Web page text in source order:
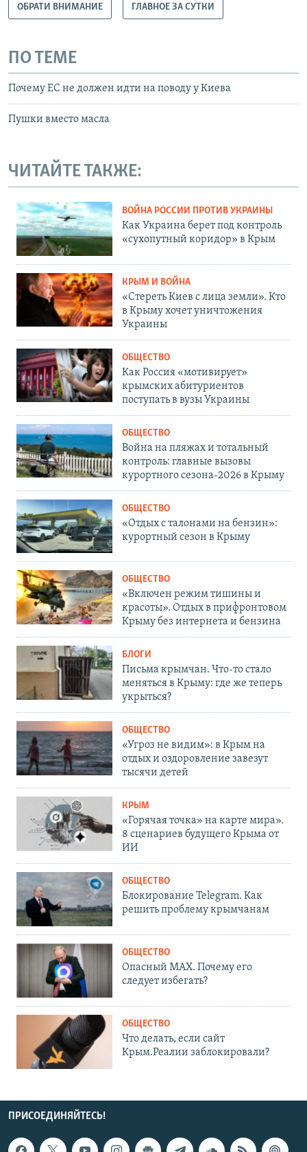
ОБРАТИ ВНИМАНИЕ ГЛАВНОЕ ЗА СУТКИ
ПО ТЕМЕ
Почему ЕС не должен идти на поводу у Киева
Пушки вместо масла
ЧИТАЙТЕ ТАКЖЕ:
ВОЙНА РОССИИ ПРОТИВ УКРАИНЫ
Как Украина берет под контроль
«сухопутный коридор» в Крым
КРЫМ И ВОЙНА
«Стереть Киев с лица земли». Кто
в Крыму хочет уничтожения
Украины
ОБЩЕСТВО
Как Россия «мотивирует»
крымских абитуриентов
поступать в вузы Украины
ОБЩЕСТВО
Война на пляжах и тотальный
контроль: главные вызовы
курортного сезона-2026 в Крыму
ОБЩЕСТВО
«Отдых с талонами на бензин»:
курортный сезон в Крыму
ОБЩЕСТВО
«Включен режим тишины и
красоты». Отдых в прифронтовом
Крыму без интернета и бензина
БЛОГИ
Письма крымчан. Что-то стало
меняться в Крыму: где же теперь
укрыться?
ОБЩЕСТВО
«Угроз не видим»: в Крым на
отдых и оздоровление завезут
тысячи детей
КРЫМ
«Горячая точка» на карте мира».
8 сценариев будущего Крыма от
ИИ
ОБЩЕСТВО
Блокирование Telegram. Как
решить проблему крымчанам
ОБЩЕСТВО
Опасный MAX. Почему его
следует избегать?
ОБЩЕСТВО
Что делать, если сайт
Крым.Реалии заблокировали?
ПРИСОЕДИНЯЙТЕСЬ!